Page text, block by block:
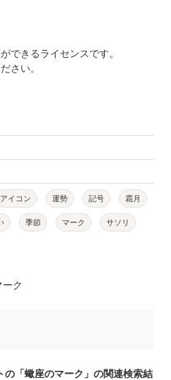
できるライセンスです。
さい。
アイコン 運勢 記号 霜月
季節 マーク サソリ
ク
の「蠍座のマーク」の関連検索結